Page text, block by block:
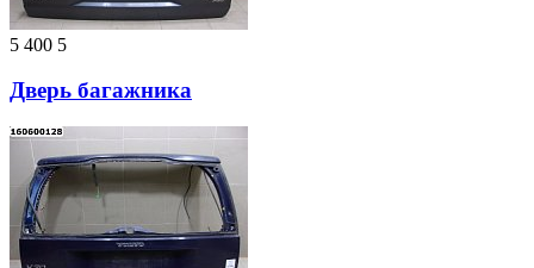
5 400 5
Дверь багажника